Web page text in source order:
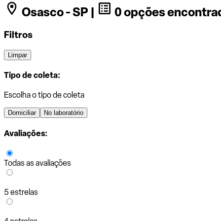
Osasco - SP | 0 opções
Filtros
Limpar
Tipo de coleta:
Escolha o tipo de coleta
Domiciliar No laboratório
Avaliações:
Todas as avaliações
5 estrelas